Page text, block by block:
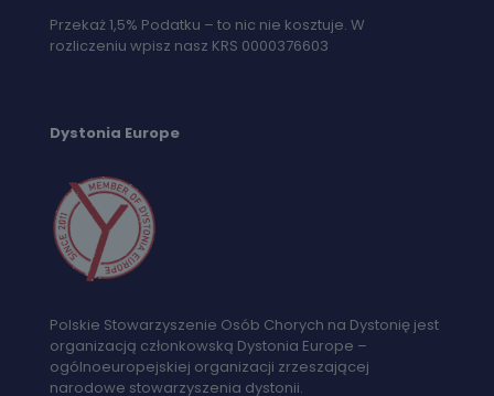
Przekaż 1,5% Podatku – to nic nie kosztuje. W
rozliczeniu wpisz nasz KRS 0000376603
Dystonia Europe
Polskie Stowarzyszenie Osób Chorych na Dystonię jest
organizacją członkowską Dystonia Europe –
ogólnoeuropejskiej organizacji zrzeszającej
narodowe stowarzyszenia dystonii.